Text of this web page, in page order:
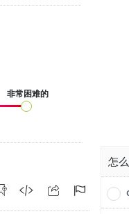
非常困难的
怎